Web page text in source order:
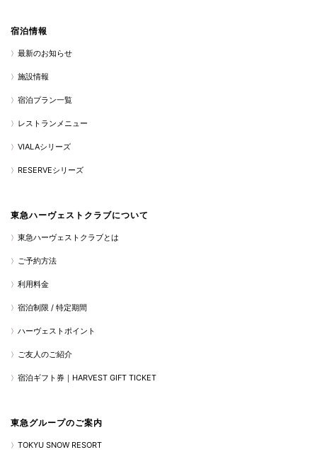
宿泊情報
最新のお知らせ
施設情報
宿泊プラン一覧
レストランメニュー
VIALAシリーズ
RESERVEシリーズ
東急ハーヴェストクラブについて
東急ハーヴェストクラブとは
ご予約方法
利用料金
宿泊制限 / 特定期間
ハーヴェストポイント
ご友人のご紹介
宿泊ギフト券｜HARVEST GIFT TICKET
東急グループのご案内
TOKYU SNOW RESORT